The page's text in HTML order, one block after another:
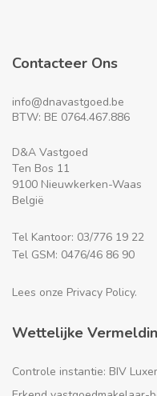
Contacteer Ons
info@dnavastgoed.be
BTW: BE 0764.467.886
D&A Vastgoed
Ten Bos 11
9100 Nieuwkerken-Waas
België
Tel Kantoor: 03/776 19 22
Tel GSM: 0476/46 86 90
Lees onze Privacy Policy.
Wettelijke
Controle instantie: BIV